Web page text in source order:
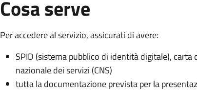
Cosa serve
Per accedere al servizio, assicurati di avere:
SPID (sistema pubblico di identità digitale), carta
nazionale dei servizi (CNS)
tutta la documentazione prevista per la